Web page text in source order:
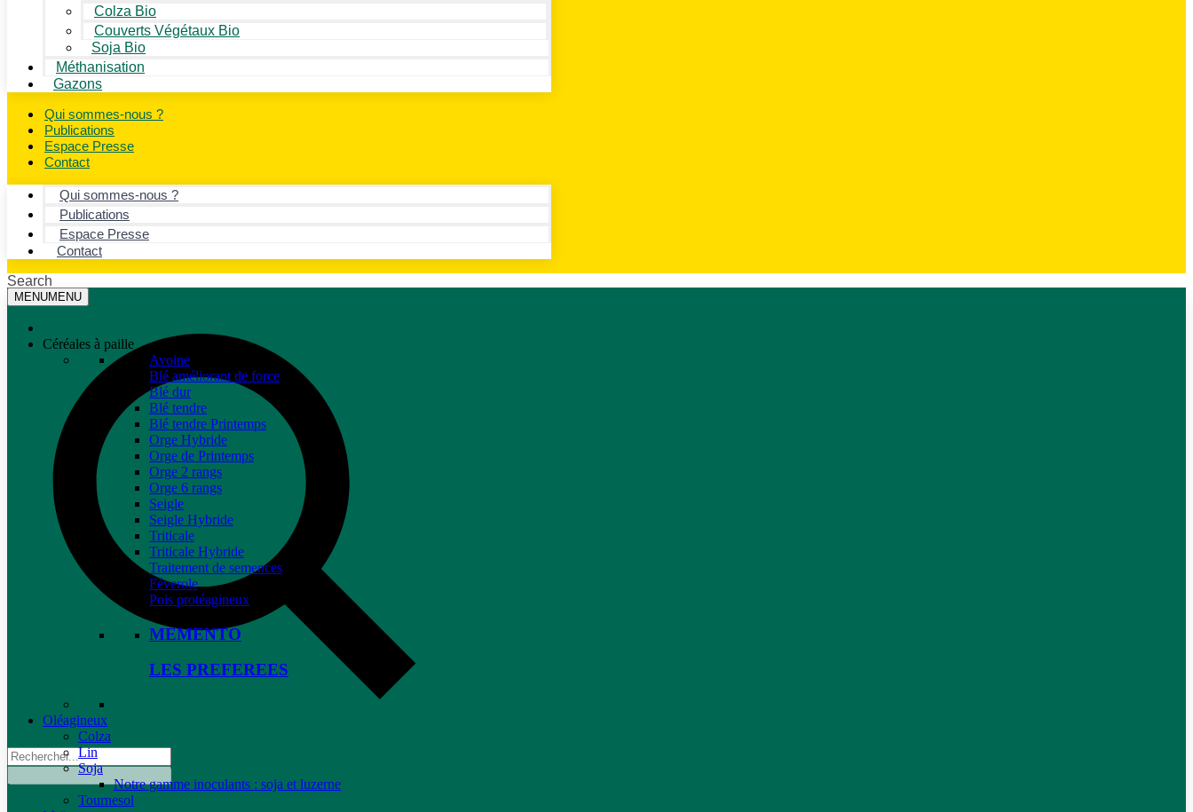
Colza Bio
Couverts Végétaux Bio
Soja Bio
Méthanisation
Gazons
Qui sommes-nous ?
Publications
Espace Presse
Contact
Qui sommes-nous ?
Publications
Espace Presse
Contact
Search
MENUMENU
Céréales à paille
Avoine
Blé améliorant de force
Blé dur
Blé tendre
Blé tendre Printemps
Orge Hybride
Orge de Printemps
Orge 2 rangs
Orge 6 rangs
Seigle
Seigle Hybride
Triticale
Triticale Hybride
Traitement de semences
Féverole
Pois protéagineux
MEMENTO
LES PREFEREES
Oléagineux
Colza
Lin
Soja
Notre gamme inoculants : soja et luzerne
Tournesol